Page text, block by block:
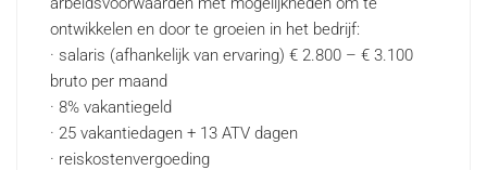
ontwikkelen en door te groeien in het bedrijf:
· salaris (afhankelijk van ervaring) € 2.800 – € 3.100
bruto per maand
· 8% vakantiegeld
· 25 vakantiedagen + 13 ATV dagen
· reiskostenvergoeding